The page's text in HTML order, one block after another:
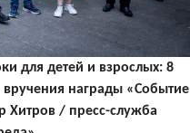
для детей и взрослых: 8
награды «Событие
Хитров / пресс-служба